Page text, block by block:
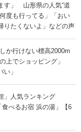
す」 山形県の人気“道
度も行ってる」「おい
りたくないよ」などの声
か行けない標高2000m
上でショッピング」
い」
」人気ランキング
べるお宿 浜の湯」【6